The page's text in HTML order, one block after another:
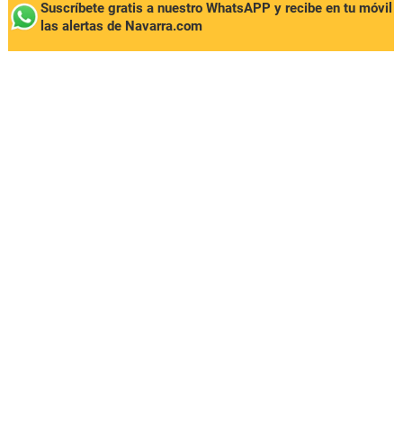
Suscríbete gratis a nuestro WhatsAPP y recibe en tu móvil
las alertas de Navarra.com